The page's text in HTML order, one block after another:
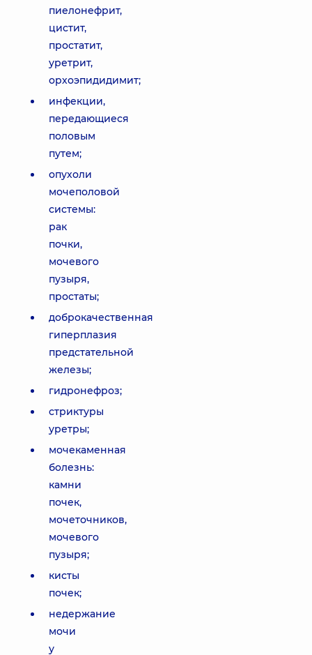
пиелонефрит,
цистит,
простатит,
уретрит,
орхоэпидидимит;
инфекции,
передающиеся
половым
путем;
опухоли
мочеполовой
системы:
рак
почки,
мочевого
пузыря,
простаты;
доброкачественная
гиперплазия
предстательной
железы;
гидронефроз;
стриктуры
уретры;
мочекаменная
болезнь:
камни
почек,
мочеточников,
мочевого
пузыря;
кисты
почек;
недержание
мочи
у